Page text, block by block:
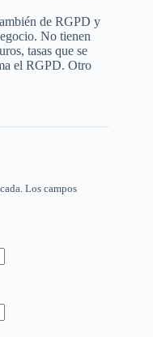
de RGPD y
No tienen
tasas que se
el RGPD. Otro
Los campos